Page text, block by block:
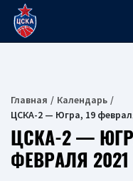
Главная
Календарь
ЦСКА-2 — Югра, 19
ЦСКА-2 —
ФЕВРАЛЯ 2021